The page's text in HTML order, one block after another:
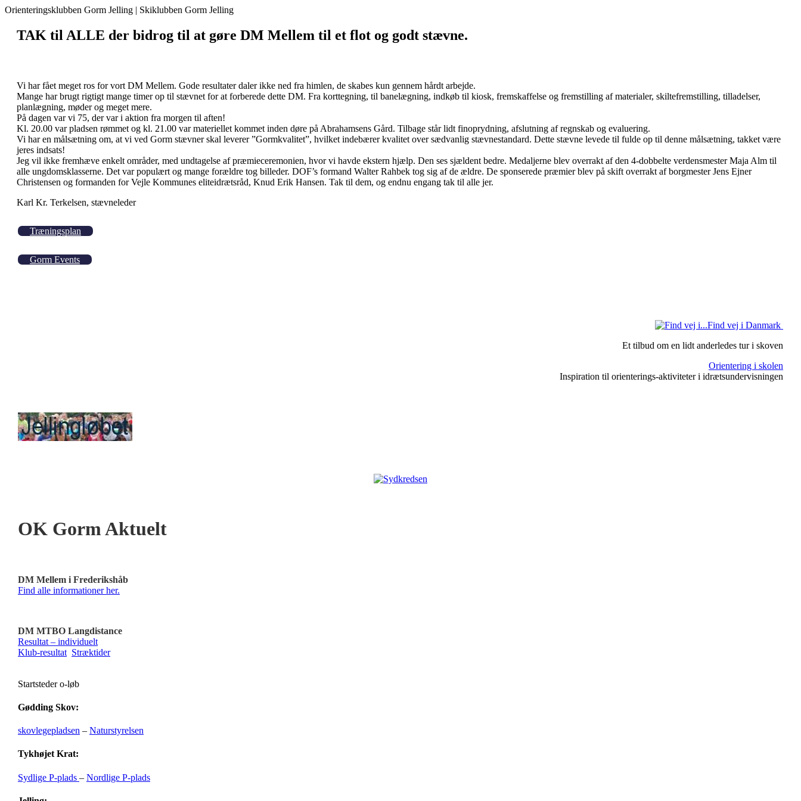
Orienteringsklubben Gorm Jelling | Skiklubben Gorm Jelling
TAK til ALLE der bidrog til at gøre DM Mellem til et flot og godt stævne.
Vi har fået meget ros for vort DM Mellem. Gode resultater daler ikke ned fra himlen, de skabes kun gennem hårdt arbejde.
Mange har brugt rigtigt mange timer op til stævnet for at forberede dette DM. Fra korttegning, til banelægning, indkøb til kiosk, fremskaffelse og fremstilling af materialer, skiltefremstilling, tilladelser,
planlægning, møder og meget mere.
På dagen var vi 75, der var i aktion fra morgen til aften!
Kl. 20.00 var pladsen rømmet og kl. 21.00 var materiellet kommet inden døre på Abrahamsens Gård. Tilbage står lidt finoprydning, afslutning af regnskab og evaluering.
Vi har en målsætning om, at vi ved Gorm stævner skal leverer ”Gormkvalitet”, hvilket indebærer kvalitet over sædvanlig stævnestandard. Dette stævne levede til fulde op til denne målsætning, takket være
jeres indsats!
Jeg vil ikke fremhæve enkelt områder, med undtagelse af præmieceremonien, hvor vi havde ekstern hjælp. Den ses sjældent bedre. Medaljerne blev overrakt af den 4-dobbelte verdensmester Maja Alm til
alle ungdomsklasserne. Det var populært og mange forældre tog billeder. DOF’s formand Walter Rahbek tog sig af de ældre. De sponserede præmier blev på skift overrakt af borgmester Jens Ejner
Christensen og formanden for Vejle Kommunes eliteidrætsråd, Knud Erik Hansen. Tak til dem, og endnu engang tak til alle jer.
Karl Kr. Terkelsen, stævneleder
Træningsplan
Gorm Events
Find vej i Danmark
Et tilbud om en lidt anderledes tur i skoven
Orientering i skolen
Inspiration til orienterings-aktiviteter i idrætsundervisningen
OK Gorm Aktuelt
DM Mellem i Frederikshåb
Find alle informationer her.
DM MTBO Langdistance
Resultat – individuelt
Klub-resultat Stræktider
Startsteder o-løb
Gødding Skov:
skovlegepladsen – Naturstyrelsen
Tykhøjet Krat:
Sydlige P-plads – Nordlige P-plads